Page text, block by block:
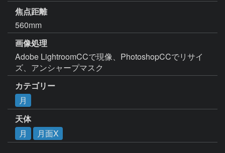
焦点距離
560mm
画像処理
Adobe LightroomCCで現像、PhotoshopCCでリサイ
ズ、アンシャープマスク
カテゴリー
月
天体
月
月面X